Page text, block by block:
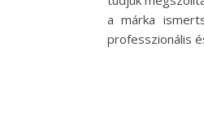
a márka
professzionális